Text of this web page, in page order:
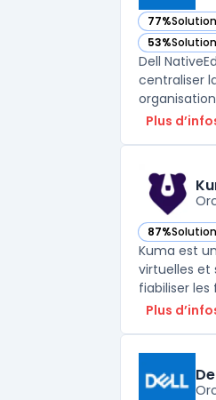
77%
— voir Dell
53%
— voir Dell
Dell
centraliser
Plus
87%
— voir
Kuma est
virtuelles et
fiabiliser
Plus